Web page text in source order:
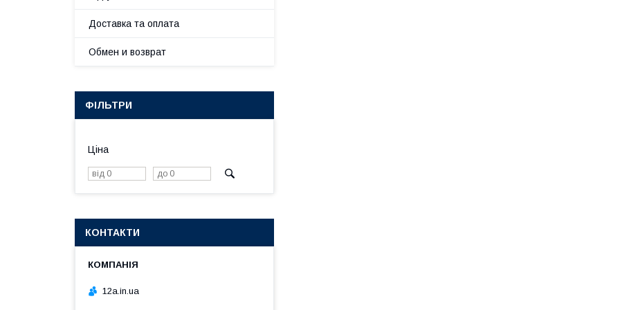
Доставка та оплата
Обмен и возврат
ФІЛЬТРИ
Ціна
КОНТАКТИ
12a.in.ua